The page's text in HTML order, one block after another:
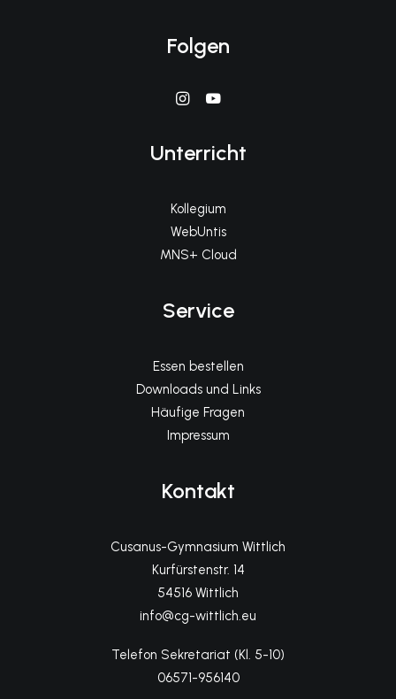
Folgen
Unterricht
Kollegium
WebUntis
MNS+ Cloud
Service
Essen bestellen
Downloads und Links
Häufige Fragen
Impressum
Kontakt
Cusanus-Gymnasium Wittlich
Kurfürstenstr. 14
54516 Wittlich
info@cg-wittlich.eu
Telefon Sekretariat (Kl. 5-10)
06571-956140